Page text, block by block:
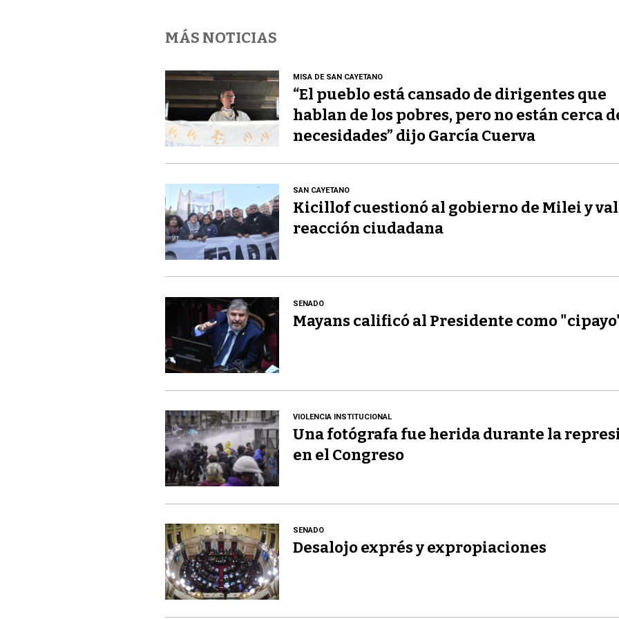
MÁS NOTICIAS
MISA DE SAN CAYETANO
“El pueblo está cansado de dirigentes que
hablan de los pobres, pero no están cerca
necesidades” dijo García Cuerva
SAN CAYETANO
Kicillof cuestionó al gobierno de Milei y
reacción ciudadana
SENADO
Mayans calificó al Presidente como
VIOLENCIA INSTITUCIONAL
Una fotógrafa fue herida durante la
en el Congreso
SENADO
Desalojo exprés y expropiaciones